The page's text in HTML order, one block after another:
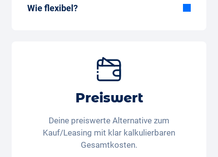
Wie flexibel?
Jahre fahren möchtest.
Flexible monatliche Kilometer
Ob Wenigfahrer mit 350 Kilometer pro
Monat, oder Vielfahrer mit 3’250 Kilometern
pro Monat - das Kilometerpaket lässt sich
bequem in der App anpassen.
Preiswert
Deine preiswerte Alternative zum
Kauf/Leasing mit klar kalkulierbaren
Gesamtkosten.